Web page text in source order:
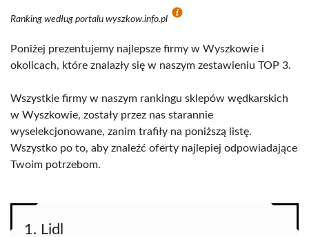
Ranking według portalu wyszkow.info.pl
Poniżej prezentujemy najlepsze firmy w Wyszkowie i
okolicach, które znalazły się w naszym zestawieniu TOP 3.
Wszystkie firmy w naszym rankingu sklepów wędkarskich
w Wyszkowie, zostały przez nas starannie
wyselekcjonowane, zanim trafiły na poniższą listę.
Wszystko po to, aby znaleźć oferty najlepiej odpowiadające
Twoim potrzebom.
1. Lidl